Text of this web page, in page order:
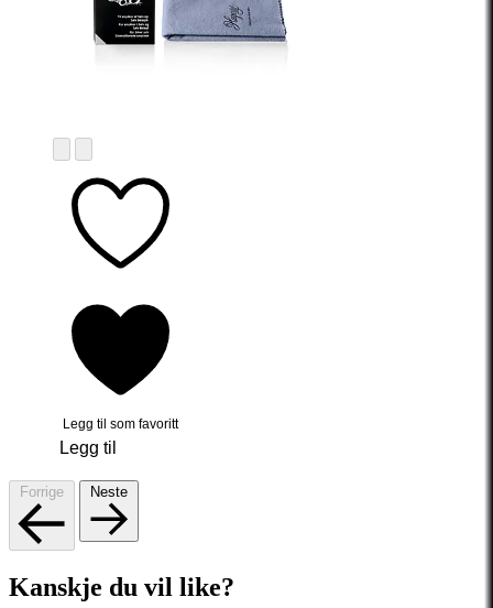
Legg til som favoritt
Legg til
Forrige Neste
Kanskje du vil like?